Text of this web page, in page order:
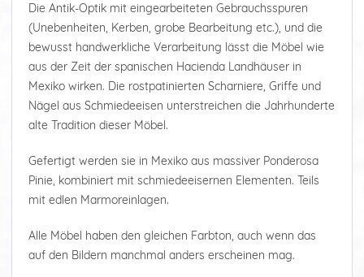
Die Antik-Optik mit eingearbeiteten Gebrauchsspuren
(Unebenheiten, Kerben, grobe Bearbeitung etc.), und die
bewusst handwerkliche Verarbeitung lässt die Möbel wie
aus der Zeit der spanischen Hacienda Landhäuser in
Mexiko wirken. Die rostpatinierten Scharniere, Griffe und
Nägel aus Schmiedeeisen unterstreichen die Jahrhunderte
alte Tradition dieser Möbel.
Gefertigt werden sie in Mexiko aus massiver Ponderosa
Pinie, kombiniert mit schmiedeeisernen Elementen. Teils
mit edlen Marmoreinlagen.
Alle Möbel haben den gleichen Farbton, auch wenn das
auf den Bildern manchmal anders erscheinen mag.